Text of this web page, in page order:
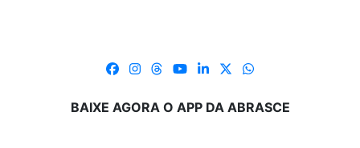
BAIXE AGORA O APP DA ABRASCE